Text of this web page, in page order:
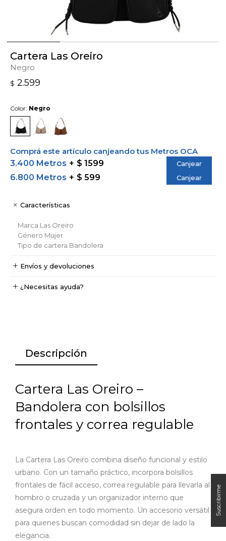
Cartera Las Oreiro
Negro
$ 2.599
Color: Negro
Comprá este artículo canjeando tus Metros OCA
3.400 Metros
$ 1599 Canjear
6.800 Metros $ 599 Canjear
Características
Marca Las Oreiro
Género Mujer
Tipo de cartera Bandolera
Envíos y devoluciones
¿Necesitas ayuda?
Descripción
Cartera Las Oreiro –
Bandolera con bolsillos
frontales y correa regulable
La Cartera Las Oreiro combina diseño funcional y estilo
urbano. Con un tamaño práctico, incorpora bolsillos
frontales de fácil acceso, correa regulable para llevarla al
hombro o cruzada y un organizador interno que
asegura orden en todo momento. Un accesorio versátil
para quienes buscan comodidad sin dejar de lado la
elegancia.